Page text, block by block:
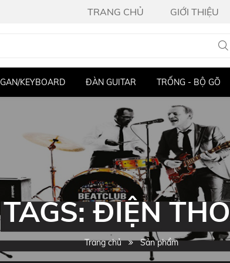
TRANG CHỦ GIỚI THIỆU
KEYBOARD ĐÀN GUITAR TRỐNG - BỘ GÕ
TAGS: ĐIỆN
Trang chủ Sản phẩm